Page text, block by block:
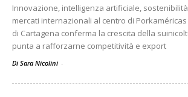
Innovazione, intelligenza artificiale,
mercati internazionali al centro di Porkaméricas
di Cartagena conferma la crescita della
punta a rafforzarne competitività e export
Di Sara Nicolini -